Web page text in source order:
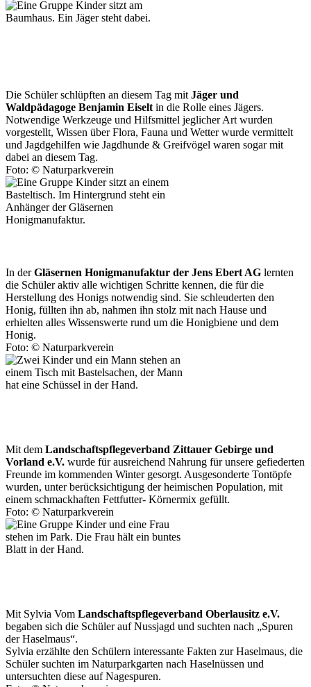
Die Schüler schlüpften an diesem Tag mitJäger und
Waldpädagoge Benjamin Eiseltin die Rolle eines Jägers.
Notwendige Werkzeuge und Hilfsmittel jeglicher Art wurden
vorgestellt, Wissen über Flora, Fauna und Wetter wurde vermittelt
und Jagdgehilfen wie Jagdhunde & Greifvögel waren sogar mit
dabei an diesem Tag.
Foto: © Naturparkverein
In derGläsernen Honigmanufaktur der Jens Ebert AG lernten
die Schüler aktiv alle wichtigen Schritte kennen, die für die
Herstellung des Honigs notwendig sind. Sie schleuderten den
Honig, füllten ihn ab, nahmen ihn stolz mit nach Hause und
erhielten alles Wissenswerte rund um die Honigbiene und dem
Honig.
Foto: © Naturparkverein
Mit dem Landschaftspflegeverband Zittauer Gebirge und
Vorland e.V. wurde für ausreichend Nahrung für unsere gefiederten
Freunde im kommenden Winter gesorgt. Ausgesonderte Tontöpfe
wurden, unter berücksichtigung der heimischen Population, mit
einem schmackhaften Fettfutter- Körnermix gefüllt.
Foto: © Naturparkverein
Mit Sylvia Vom Landschaftspflegeverband Oberlausitz e.V.
begaben sich die Schüler auf Nussjagd und suchten nach „Spuren
der Haselmaus“.
Sylvia erzählte den Schülern interessante Fakten zur Haselmaus, die
Schüler suchten im Naturparkgarten nach Haselnüssen und
untersuchten diese auf Nagespuren.